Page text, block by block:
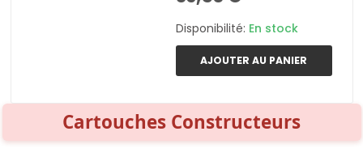
Disponibilité: En stock
AJOUTER AU PANIER
Cartouches Constructeurs